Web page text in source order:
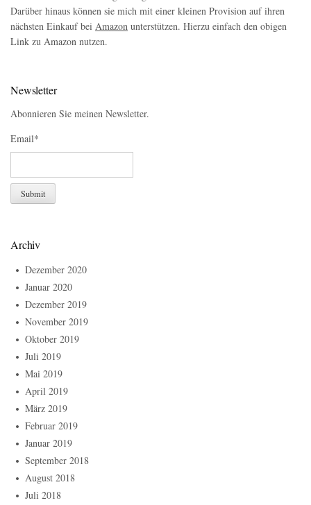
Darüber hinaus können sie mich mit einer kleinen Provision auf ihren
nächsten Einkauf bei Amazon unterstützen. Hierzu einfach den obigen
Link zu Amazon nutzen.
Newsletter
Abonnieren Sie meinen Newsletter.
Email*
Archiv
Dezember 2020
Januar 2020
Dezember 2019
November 2019
Oktober 2019
Juli 2019
Mai 2019
April 2019
März 2019
Februar 2019
Januar 2019
September 2018
August 2018
Juli 2018